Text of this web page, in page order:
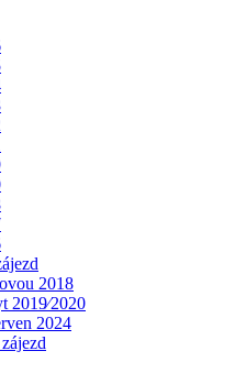
2018
2019⁄2020
2024